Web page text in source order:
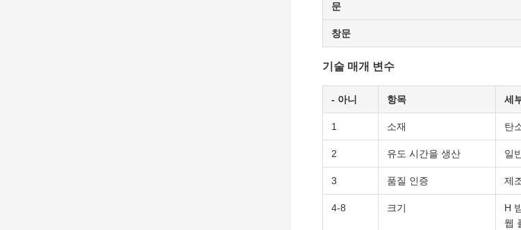
문
창문
기술 매개 변수
- 아니 항목 세
1 소재 탄
2 유도 시간을 생산 일
3 품질 인증 제
4-8 크기
H
웹